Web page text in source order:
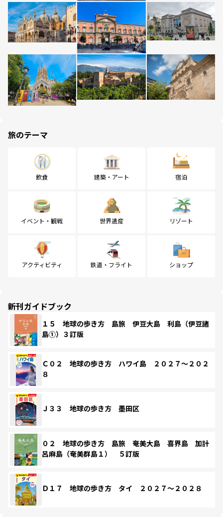
旅のテーマ
飲食 建築・アート 宿泊
イベント・観戦 世界遺産 リゾート
アクティビティ 鉄道・フライト ショップ
新刊ガイドブック
１５ 地球の歩き方 島旅 伊豆大島 利島（伊豆諸
島①）３訂版
Ｃ０２ 地球の歩き方 ハワイ島 ２０２７～２０２
８
Ｊ３３ 地球の歩き方 墨田区
０２ 地球の歩き方 島旅 奄美大島 喜界島 加計
呂麻島（奄美群島１） ５訂版
Ｄ１７ 地球の歩き方 タイ ２０２７～２０２８